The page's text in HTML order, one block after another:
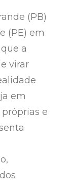
(PB)
(PE) em
a
virar
em
próprias e